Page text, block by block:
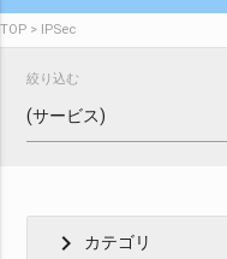
TOP IPSec
絞り込む
chevron_right カテゴリ